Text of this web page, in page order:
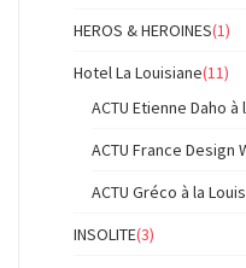
HEROS & HEROINES(1)
Hotel La Louisiane(11)
ACTU Etienne Daho à
ACTU France Design
ACTU Gréco à la
INSOLITE(3)